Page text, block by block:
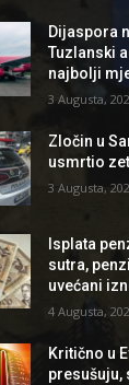
Dijaspora
Tuzlanski
najbolji
3 Augusta,
Zločin u
usmrtio
3 Augusta,
Isplata
sutra,
uvećani
4 Augusta,
Kritično u
presušuju,